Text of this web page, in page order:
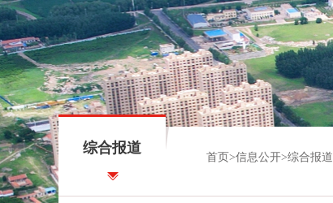
综合报道
首页 >信息公开>综合报道